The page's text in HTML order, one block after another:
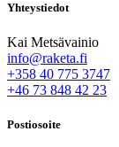
Yhteystiedot
Kai Metsävainio
info@raketa.fi
+358 40 775 3747
+46 73 848 42 23
Postiosoite